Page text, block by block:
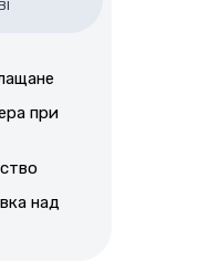
монтаж
по
при
над